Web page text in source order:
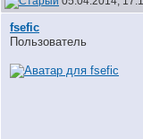
fsefic
Пользователь